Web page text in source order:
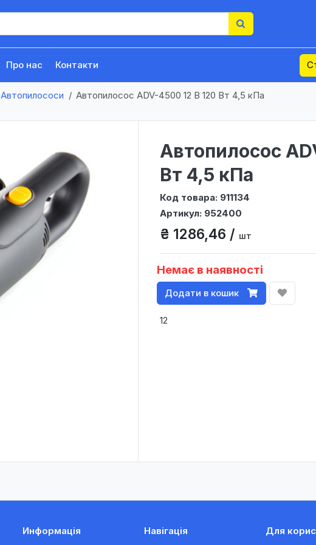
Про нас Контакти
Автопилососи Автопилосос ADV-4500 12 В 120 Вт 4,5 кПа
Автопилосос
Вт 4,5 кПа
Код товара: 911134
Артикул: 952400
₴ 1286,46 / шт
Немає в наявності
Додати в кошик
12
Информація Навігація Для